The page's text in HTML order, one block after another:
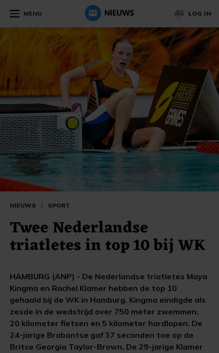
MENU LOG IN
NIEUWS / SPORT
Twee Nederlandse
triatletes in top 10 bij WK
HAMBURG (ANP) - De Nederlandse triatletes Maya
Kingma en Rachel Klamer hebben de top 10
gehaald bij de WK in Hamburg. Kingma eindigde als
zesde in de wedstrijd over 750 meter zwemmen,
20 kilometer fietsen en 5 kilometer hardlopen. De
24-jarige Brabantse gaf 37 seconden toe op de
Britse Georgia Taylor-Brown. De 29-jarige Klamer